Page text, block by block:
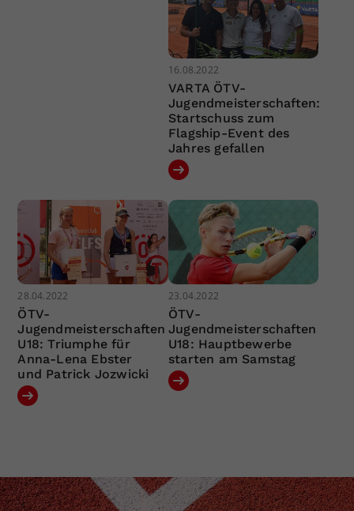
16.08.2022
VARTA ÖTV-
Jugendmeisterschaften:
Startschuss zum
Flagship-Event des
Jahres gefallen
28.04.2022
ÖTV-
Jugendmeisterschaften
U18: Triumphe für
Anna-Lena Ebster
und Patrick Jozwicki
23.04.2022
ÖTV-
Jugendmeisterschaften
U18: Hauptbewerbe
starten am Samstag